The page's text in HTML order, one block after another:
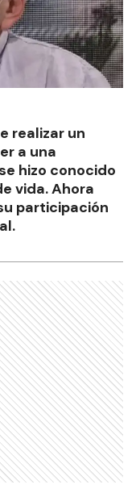
realizar un
a una
hizo conocido
vida. Ahora
participación